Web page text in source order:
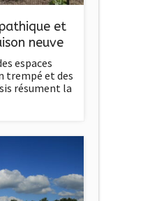
et
neuve
espaces
trempé et des
résument la